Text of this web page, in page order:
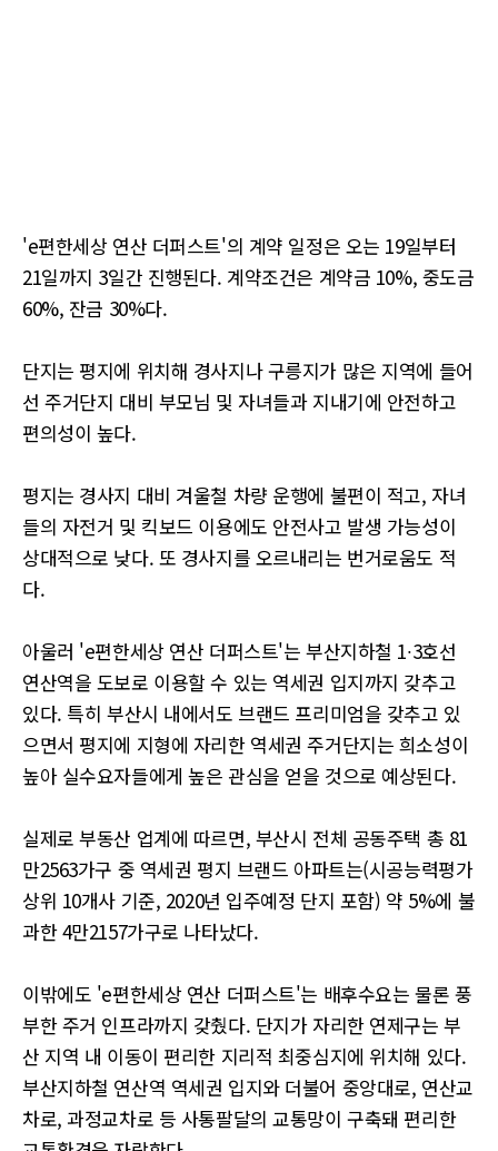
'e편한세상 연산 더퍼스트'의 계약 일정은 오는 19일부터
21일까지 3일간 진행된다. 계약조건은 계약금 10%, 중도금
60%, 잔금 30%다.
단지는 평지에 위치해 경사지나 구릉지가 많은 지역에 들어
선 주거단지 대비 부모님 및 자녀들과 지내기에 안전하고
편의성이 높다.
평지는 경사지 대비 겨울철 차량 운행에 불편이 적고, 자녀
들의 자전거 및 킥보드 이용에도 안전사고 발생 가능성이
상대적으로 낮다. 또 경사지를 오르내리는 번거로움도 적
다.
아울러 'e편한세상 연산 더퍼스트'는 부산지하철 1∙3호선
연산역을 도보로 이용할 수 있는 역세권 입지까지 갖추고
있다. 특히 부산시 내에서도 브랜드 프리미엄을 갖추고 있
으면서 평지에 지형에 자리한 역세권 주거단지는 희소성이
높아 실수요자들에게 높은 관심을 얻을 것으로 예상된다.
실제로 부동산 업계에 따르면, 부산시 전체 공동주택 총 81
만2563가구 중 역세권 평지 브랜드 아파트는(시공능력평가
상위 10개사 기준, 2020년 입주예정 단지 포함) 약 5%에 불
과한 4만2157가구로 나타났다.
이밖에도 'e편한세상 연산 더퍼스트'는 배후수요는 물론 풍
부한 주거 인프라까지 갖췄다. 단지가 자리한 연제구는 부
산 지역 내 이동이 편리한 지리적 최중심지에 위치해 있다.
부산지하철 연산역 역세권 입지와 더불어 중앙대로, 연산교
차로, 과정교차로 등 사통팔달의 교통망이 구축돼 편리한